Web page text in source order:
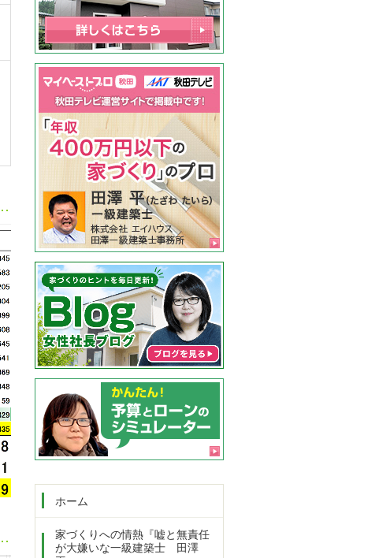
ホーム
家づくりへの情熱『嘘と無責任
が大嫌いな一級建築士 田澤